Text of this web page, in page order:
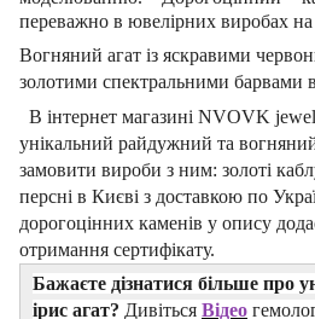
переважно в ювелірних виробах
Вогняний агат із яскравими
золотими спектральними барвами
В інтернет магазині NVOVK
унікальний райдужний та
замовити вироби з ним: золоті
персні в Києві з доставкою по
дорогоцінних каменів у опису
отримання сертифікату.
Бажаєте дізнатися більше про
ірис агат? Дивіться Відео